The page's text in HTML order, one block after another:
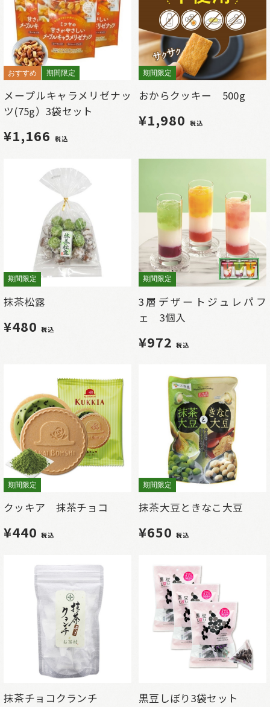
おすすめ 期間限定
メープルキャラメリゼナッ
ツ(75g）3袋セット
¥1,166 税込
期間限定
おからクッキー 500g
¥1,980 税込
期間限定
抹茶松露
¥480税込
期間限定
3層デザートジュレパフ
ェ 3個入
¥972税込
期間限定
クッキア 抹茶チョコ
¥440税込
期間限定
抹茶大豆ときなこ大豆
¥650税込
抹茶チョコクランチ 黒豆しぼり3袋セット